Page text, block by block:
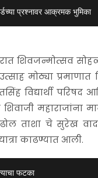
प्रश्नावर आक्रमक भुमिका
शिवजन्मोत्सव
मोठ्या
विद्यार्थी परिषद
महाराजांना
ढोल ताशा चे सुरेख
काढण्यात आली.
फटका